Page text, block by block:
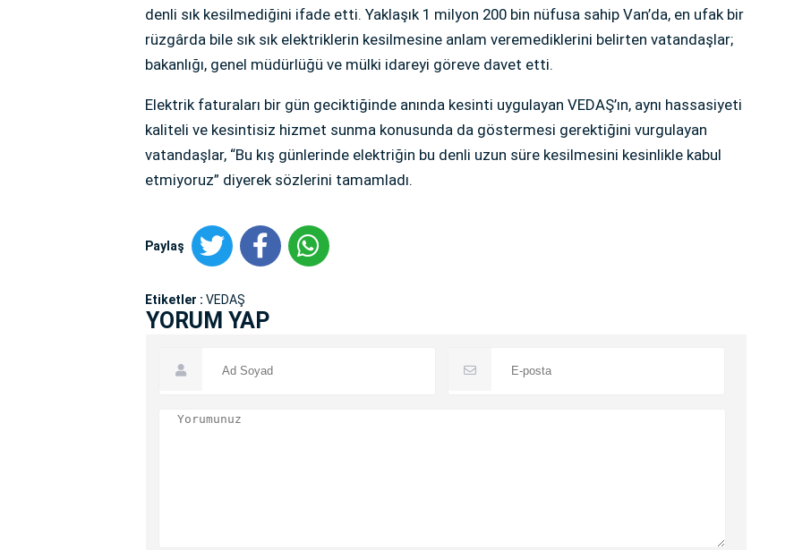
denli sık kesilmediğini ifade etti. Yaklaşık 1 milyon 200 bin nüfusa sahip Van’da, en ufak bir
rüzgârda bile sık sık elektriklerin kesilmesine anlam veremediklerini belirten vatandaşlar;
bakanlığı, genel müdürlüğü ve mülki idareyi göreve davet etti.
Elektrik faturaları bir gün geciktiğinde anında kesinti uygulayan VEDAŞ’ın, aynı hassasiyeti
kaliteli ve kesintisiz hizmet sunma konusunda da göstermesi gerektiğini vurgulayan
vatandaşlar, “Bu kış günlerinde elektriğin bu denli uzun süre kesilmesini kesinlikle kabul
etmiyoruz” diyerek sözlerini tamamladı.
Paylaş
Etiketler : VEDAŞ
YORUM YAP